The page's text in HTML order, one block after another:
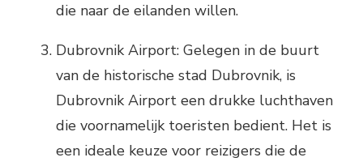
die naar de eilanden willen.
Dubrovnik Airport: Gelegen in de buurt
van de historische stad Dubrovnik, is
Dubrovnik Airport een drukke luchthaven
die voornamelijk toeristen bedient. Het is
een ideale keuze voor reizigers die de